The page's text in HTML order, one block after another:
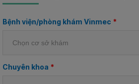
Bệnh viện/phòng khám Vinmec *
Chuyên khoa *